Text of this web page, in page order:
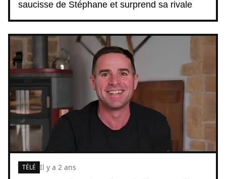
saucisse de Stéphane et surprend sa rivale
TÉLÉ Il y a 2 ans